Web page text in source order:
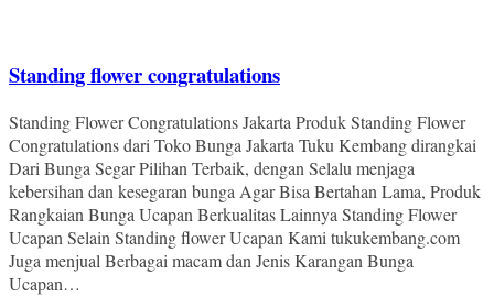
Standing flower congratulations
Standing Flower Congratulations Jakarta Produk Standing Flower
Congratulations dari Toko Bunga Jakarta Tuku Kembang dirangkai
Dari Bunga Segar Pilihan Terbaik, dengan Selalu menjaga
kebersihan dan kesegaran bunga Agar Bisa Bertahan Lama, Produk
Rangkaian Bunga Ucapan Berkualitas Lainnya Standing Flower
Ucapan Selain Standing flower Ucapan Kami tukukembang.com
Juga menjual Berbagai macam dan Jenis Karangan Bunga
Ucapan…